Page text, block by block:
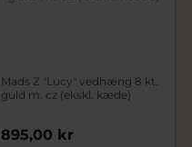
Mads Z "Lucy" vedhæng 8 kt.
guld m. cz (ekskl. kæde)
895,00 kr